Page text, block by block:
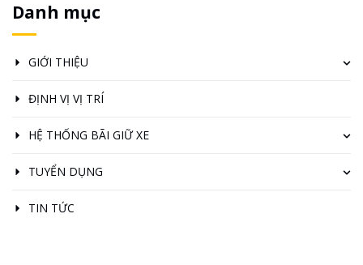
Danh mục
GIỚI THIỆU
ĐỊNH VỊ VỊ TRÍ
HỆ THỐNG BÃI GIỮ XE
TUYỂN DỤNG
TIN TỨC